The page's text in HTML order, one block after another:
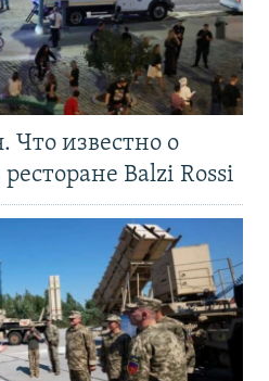
Что известно о
Balzi Rossi